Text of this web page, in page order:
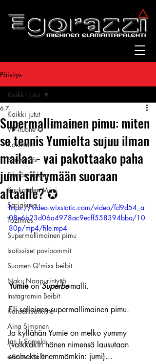
Päivitys
Kaikki jutut
VIP-huone ✪
Kolumnit
Suomitytöt
Silmänruokaa
Kuukauden Mirri
Sarjakuva
Tozimies
Supermallimainen pimu
Isotissiset povipommit
Suomen Q'miss beibit
Naku Naapurintyttö
Instagramin Beibit
Kansallisarkisto
Aina Simonen
Jan I. Somela
e-Babe Mallit
Kaikki jutut
Supermallimainen pimu: miten
se tennis Yumielta sujuu ilman
mailaa - vai pakottaako paha
jumi siirtymään suoraan
altaalle? ✪
6.7.
https://video.wixstatic.com/video/fd9d54_a
08e6b23d06a4978ac9ecff558394bba/10
80p/mp4/file.mp4
Yumie on Superbe-malli.
Eli sellainen supermallimainen pimu.
Ja kyllähän Yumie on melko yummy
(vaikkakin hänen nimensä lausutaan
suomeksi enemmämkin: jumi)...